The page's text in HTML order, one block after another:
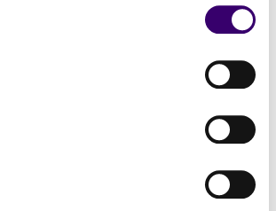
Banken financieren meestal
korter en een grotere
tegenkomen.
banken financieren geen
het buitenland, maar je kunt
van je huis in